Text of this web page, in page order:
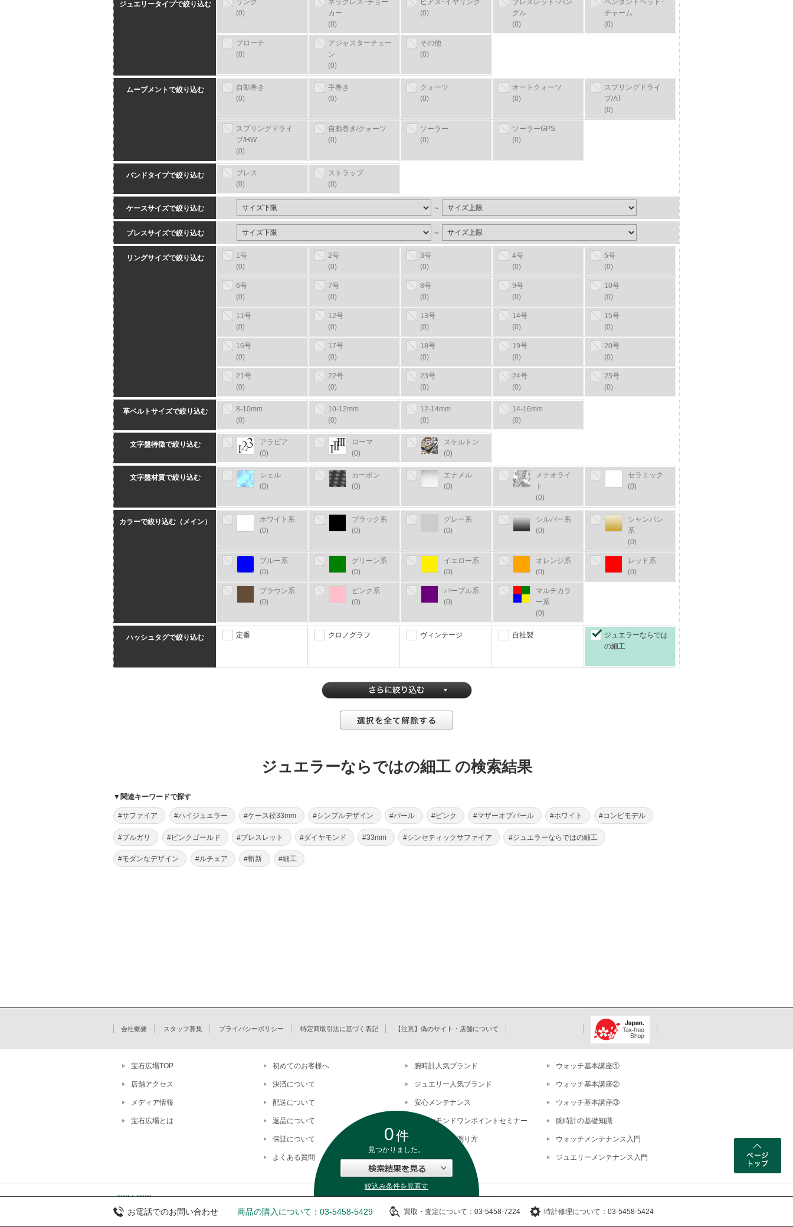
ジュエリータイプで絞り込む
リング
(0)
ネックレス･チョー
カー
(0)
ピアス･イヤリング
(0)
ブレスレット･バン
グル
(0)
ペンダントヘッド･
チャーム
(0)
ブローチ
(0)
アジャスターチェー
ン
(0)
その他
(0)
ムーブメントで絞り込む
自動巻き
(0)
手巻き
(0)
クォーツ
(0)
オートクォーツ
(0)
スプリングドライ
ブ/AT
(0)
スプリングドライ
ブ/HW
(0)
自動巻き/クォーツ
(0)
ソーラー
(0)
ソーラーGPS
(0)
バンドタイプで絞り込む
ブレス
(0)
ストラップ
(0)
ケースサイズで絞り込む ～
ブレスサイズで絞り込む ～
リングサイズで絞り込む
1号
(0)
2号
(0)
3号
(0)
4号
(0)
5号
(0)
6号
(0)
7号
(0)
8号
(0)
9号
(0)
10号
(0)
11号
(0)
12号
(0)
13号
(0)
14号
(0)
15号
(0)
16号
(0)
17号
(0)
18号
(0)
19号
(0)
20号
(0)
21号
(0)
22号
(0)
23号
(0)
24号
(0)
25号
(0)
革ベルトサイズで絞り込む
8-10mm
(0)
10-12mm
(0)
12-14mm
(0)
14-16mm
(0)
文字盤特徴で絞り込む
アラビア
(0)
ローマ
(0)
スケルトン
(0)
文字盤材質で絞り込む
シェル
(0)
カーボン
(0)
エナメル
(0)
メテオライ
ト
(0)
セラミック
(0)
カラーで絞り込む（メイン）
ホワイト系
(0)
ブラック系
(0)
グレー系
(0)
シルバー系
(0)
シャンパン
系
(0)
ブルー系
(0)
グリーン系
(0)
イエロー系
(0)
オレンジ系
(0)
レッド系
(0)
ブラウン系
(0)
ピンク系
(0)
パープル系
(0)
マルチカラ
ー系
(0)
ハッシュタグで絞り込む 定番 クロノグラフ ヴィンテージ 自社製
ジュエラーならでは
の細工
ジュエラーならではの細工 の検索結果
▼関連キーワードで探す
#サファイア #ハイジュエラー #ケース径33mm #シンプルデザイン #パール #ピンク #マザーオブパール #ホワイト #コンビモデル
#ブルガリ #ピンクゴールド #ブレスレット #ダイヤモンド #33mm #シンセティックサファイア #ジュエラーならではの細工
#モダンなデザイン #ルチェア #斬新 #細工
0件
見つかりました。
お電話でのお問い合わせ 商品の購入について：03-5458-5429 買取・査定について： 03-5458-7224 時計修理について： 03-5458-5424
会社概要 スタッフ募集 プライバシーポリシー 特定商取引法に基づく表記 【注意】偽のサイト・店舗について
宝石広場TOP
店舗アクセス
メディア情報
宝石広場とは
初めてのお客様へ
決済について
配送について
返品について
保証について
よくある質問
腕時計人気ブランド
ジュエリー人気ブランド
安心メンテナンス
ダイヤモンドワンポイントセミナー
手首サイズの測り方
ウォッチ基本講座①
ウォッチ基本講座②
ウォッチ基本講座③
腕時計の基礎知識
ウォッチメンテナンス入門
ジュエリーメンテナンス入門
株式会社ユーズカンパニー 東京都公安委員会許可 古物商 第303319202255号
※当WEBサイト掲載写真の無断転載・外部リンクを禁じます。